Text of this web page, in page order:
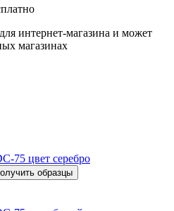
интернет-магазина и может
магазинах
75 цвет серебро
образцы